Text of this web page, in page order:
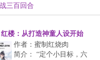
三百回合
红楼：从打造神童人设开始
作者：蜜制红烧肉
简介： “定个小目标，六